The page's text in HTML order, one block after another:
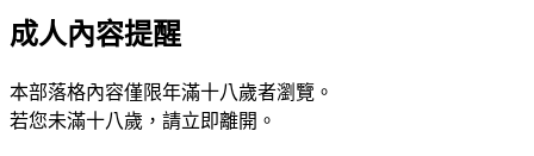
成人內容提醒
本部落格內容僅限年滿十八歲者瀏覽。
若您未滿十八歲，請立即離開。